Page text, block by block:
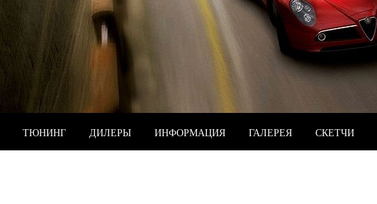
ТЮНИНГ ДИЛЕРЫ ИНФОРМАЦИЯ ГАЛЕРЕЯ СКЕТЧИ